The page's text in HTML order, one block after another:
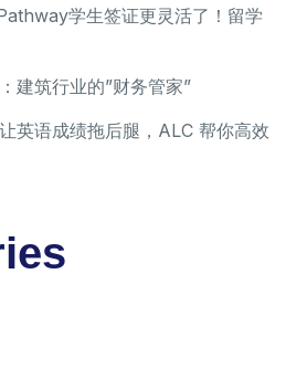
学生签证更灵活了！留学
建筑行业的”财务管家”
英语成绩拖后腿，ALC 帮你高效